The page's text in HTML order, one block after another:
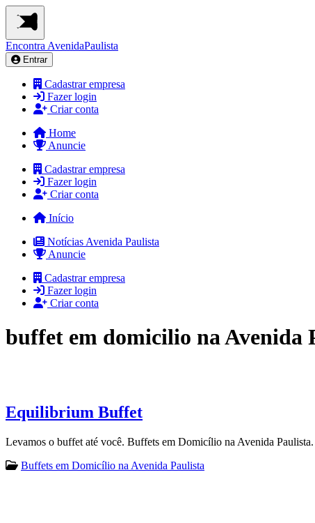
Encontra AvenidaPaulista
Entrar
Cadastrar empresa
Fazer login
Criar conta
Home
Anuncie
Cadastrar empresa
Fazer login
Criar conta
Início
Notícias Avenida Paulista
Anuncie
Cadastrar empresa
Fazer login
Criar conta
buffet em domicilio na Avenida
Equilibrium Buffet
Levamos o buffet até você. Buffets em Domicílio na Avenida Paulista.
Buffets em Domicílio na Avenida Paulista